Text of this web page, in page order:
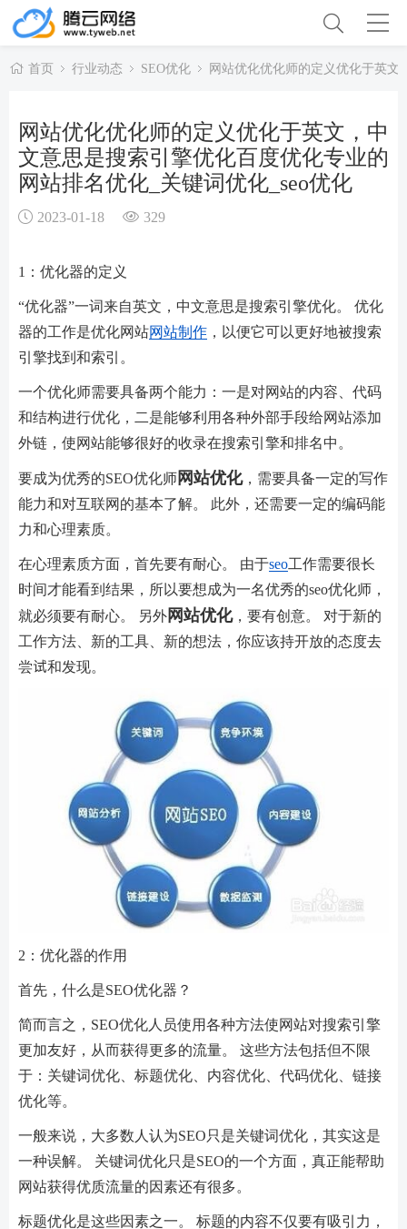
首页 行业动态 SEO优化 网站优化优化师的定义优化于英文
网站优化优化师的定义优化于英文，中
文意思是搜索引擎优化百度优化专业的
网站排名优化_关键词优化_seo优化
2023-01-18 329
1：优化器的定义
“优化器”一词来自英文，中文意思是搜索引擎优化。 优化
器的工作是优化网站网站制作 ，以便它可以更好地被搜索
引擎找到和索引。
一个优化师需要具备两个能力：一是对网站的内容、代码
和结构进行优化，二是能够利用各种外部手段给网站添加
外链，使网站能够很好的收录在搜索引擎和排名中。
要成为优秀的SEO优化师网站优化，需要具备一定的写作
能力和对互联网的基本了解。 此外，还需要一定的编码能
力和心理素质。
在心理素质方面，首先要有耐心。 由于seo工作需要很长
时间才能看到结果，所以要想成为一名优秀的seo优化师，
就必须要有耐心。 另外网站优化，要有创意。 对于新的
工作方法、新的工具、新的想法，你应该持开放的态度去
尝试和发现。
2：优化器的作用
首先，什么是SEO优化器？
简而言之，SEO优化人员使用各种方法使网站对搜索引擎
更加友好，从而获得更多的流量。 这些方法包括但不限
于：关键词优化、标题优化、内容优化、代码优化、链接
优化等。
一般来说，大多数人认为SEO只是关键词优化，其实这是
一种误解。 关键词优化只是SEO的一个方面，真正能帮助
网站获得优质流量的因素还有很多。
标题优化是这些因素之一。 标题的内容不仅要有吸引力，